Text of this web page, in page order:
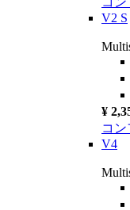
V2 S
¥
コ
V4